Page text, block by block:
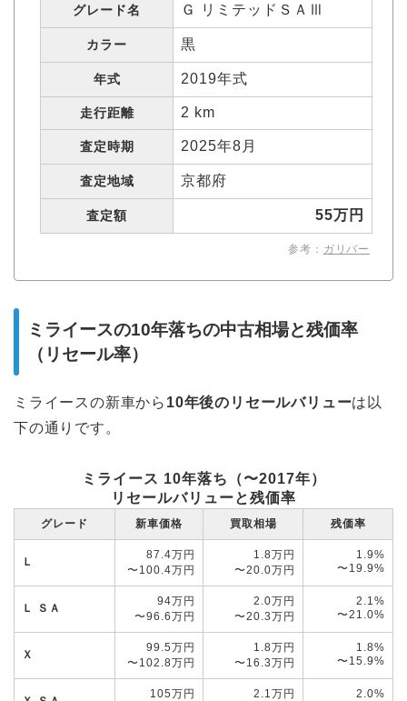
グレード名 Ｇ リミテッドＳＡⅢ
カラー 黒
年式 2019年式
走行距離 2 km
査定時期 2025年8月
査定地域 京都府
査定額 55万円
参考： ガリバー
ミライースの10年落ちの中古相場と残価率
（リセール率）
ミライースの新車から 10年後の リセールバリューは以
下の通りです。
ミライース 10年落ち（〜2017年）
リセールバリューと残価率
グレード 新車価格 買取相場 残価率
Ｌ
87.4万円
〜100.4万円
1.8万円
〜20.0万円
1.9%
〜19.9%
Ｌ ＳＡ
94万円
〜96.6万円
2.0万円
〜20.3万円
2.1%
〜21.0%
Ｘ
99.5万円
〜102.8万円
1.8万円
〜16.3万円
1.8%
〜15.9%
105万円 2.1万円
2.0%